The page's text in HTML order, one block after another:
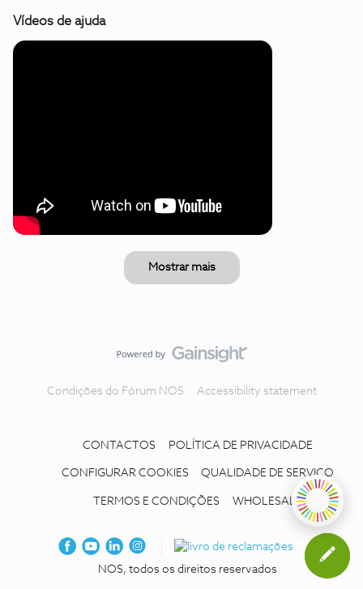
Vídeos de ajuda
Mostrar mais
Condições do Fórum NOS Accessibility statement
CONTACTOS POLÍTICA DE PRIVACIDADE
CONFIGURAR COOKIES QUALIDADE DE SERVIÇO
TERMOS E CONDIÇÕES WHOLESALE
NOS, todos os direitos reservados